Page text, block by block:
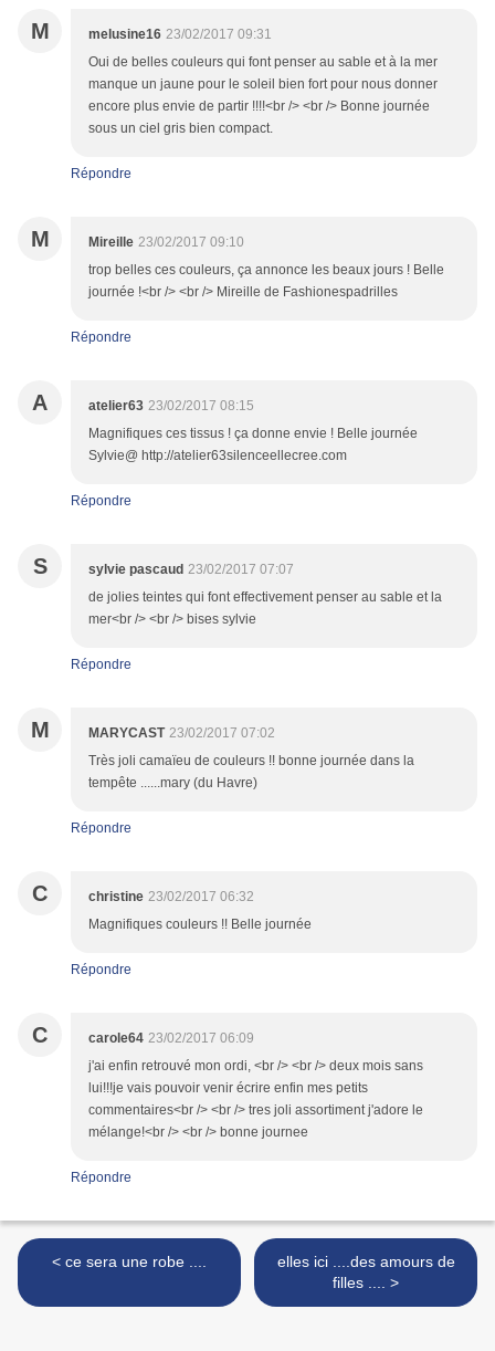
M melusine16 23/02/2017 09:31
Oui de belles couleurs qui font penser au sable et à la mer
manque un jaune pour le soleil bien fort pour nous donner
encore plus envie de partir !!!!<br /> <br /> Bonne journée
sous un ciel gris bien compact.
Répondre
M Mireille 23/02/2017 09:10
trop belles ces couleurs, ça annonce les beaux jours ! Belle
journée !<br /> <br /> Mireille de Fashionespadrilles
Répondre
A atelier63 23/02/2017 08:15
Magnifiques ces tissus ! ça donne envie ! Belle journée
Sylvie@ http://atelier63silenceellecree.com
Répondre
S sylvie pascaud 23/02/2017 07:07
de jolies teintes qui font effectivement penser au sable et la
mer<br /> <br /> bises sylvie
Répondre
M MARYCAST 23/02/2017 07:02
Très joli camaïeu de couleurs !! bonne journée dans la
tempête ......mary (du Havre)
Répondre
C christine 23/02/2017 06:32
Magnifiques couleurs !! Belle journée
Répondre
C carole64 23/02/2017 06:09
j'ai enfin retrouvé mon ordi, <br /> <br /> deux mois sans
lui!!!je vais pouvoir venir écrire enfin mes petits
commentaires<br /> <br /> tres joli assortiment j'adore le
mélange!<br /> <br /> bonne journee
Répondre
< ce sera une robe ....
elles ici ....des amours de
filles .... >